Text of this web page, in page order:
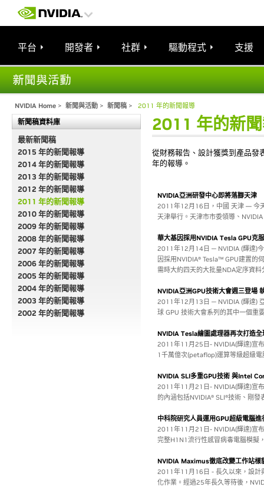
平台 開發者 社群 驅動程式 支援
NVIDIA Home > 新聞與活動 > 新聞稿 > 2011 年的新聞報導
新聞稿資料庫
最新新聞稿
2015 年的新聞報導
2014 年的新聞報導
2013 年的新聞報導
2012 年的新聞報導
2011 年的新聞報導
2010 年的新聞報導
2009 年的新聞報導
2008 年的新聞報導
2007 年的新聞報導
2006 年的新聞報導
2005 年的新聞報導
2004 年的新聞報導
2003 年的新聞報導
2002 年的新聞報導
2011 年的新
從財務報告、設計獲獎到產品
年的報導。
NVIDIA亞洲研發中心即將落腳天津
2011年12月16日，中國 天津 — 今
天津舉行。天津市市委領導、
華大基因採用NVIDIA Tesla GPU克
2011年12月14日 ─ NVIDIA (輝達)
因採用NVIDIA® Tesla™ GPU建置的
需時大約四天的大批量NDA定序資
NVIDIA亞洲GPU技術大會週三登場
2011年12月13日 ─ NVIDIA (輝達)
球 GPU 技術大會系列的其中一個重
NVIDIA Tesla繪圖處理器再次打造
2011年11月25日- NVIDIA(輝達)宣
1千萬億次(petaflop)運算等級超級電
NVIDIA SLI多重GPU技術 與Intel
2011年11月21日- NVIDIA(輝達)宣
的內涵包括NVIDIA® SLI®技術、剛
中科院研究人員運用GPU超級電腦
2011年11月21日- NVIDIA(輝達)宣
完整H1N1流行性感冒病毒電腦模擬
NVIDIA Maximus徹底改變工作站樣
2011年11月16日 - 長久以來，設計
化作業。經過25年長久等待後，